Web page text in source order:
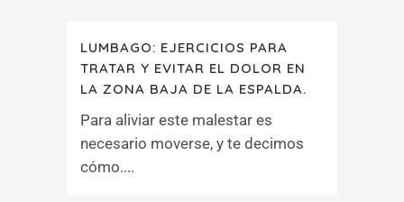
LUMBAGO: EJERCICIOS PARA
TRATAR Y EVITAR EL DOLOR EN
LA ZONA BAJA DE LA ESPALDA.
Para aliviar este malestar es
necesario moverse, y te decimos
cómo....